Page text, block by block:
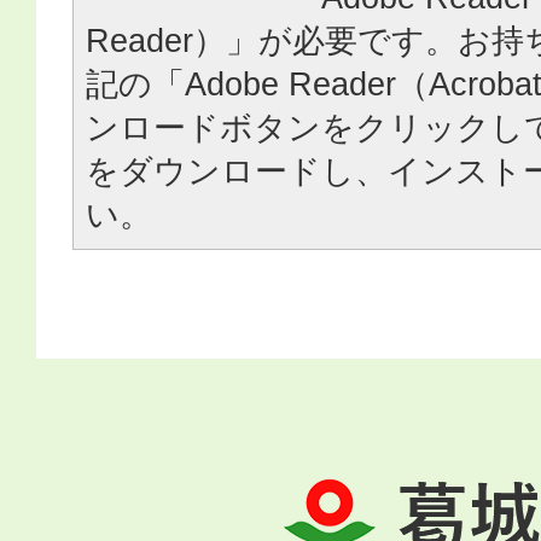
Reader）」が必要です。お持
記の「Adobe Reader（
ンロードボタンをクリックし
をダウンロードし、インスト
い。
葛